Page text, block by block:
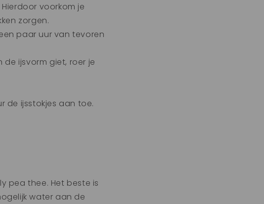
voorkom je
zorgen.
paar uur van tevoren
de ijsvorm giet, roer je
de ijsstokjes aan toe.
pea thee. Het beste is
water aan de